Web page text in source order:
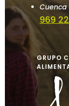
Cuenca
969
GRUPO